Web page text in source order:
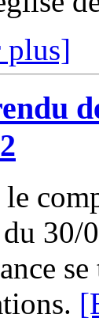
plus]
30/